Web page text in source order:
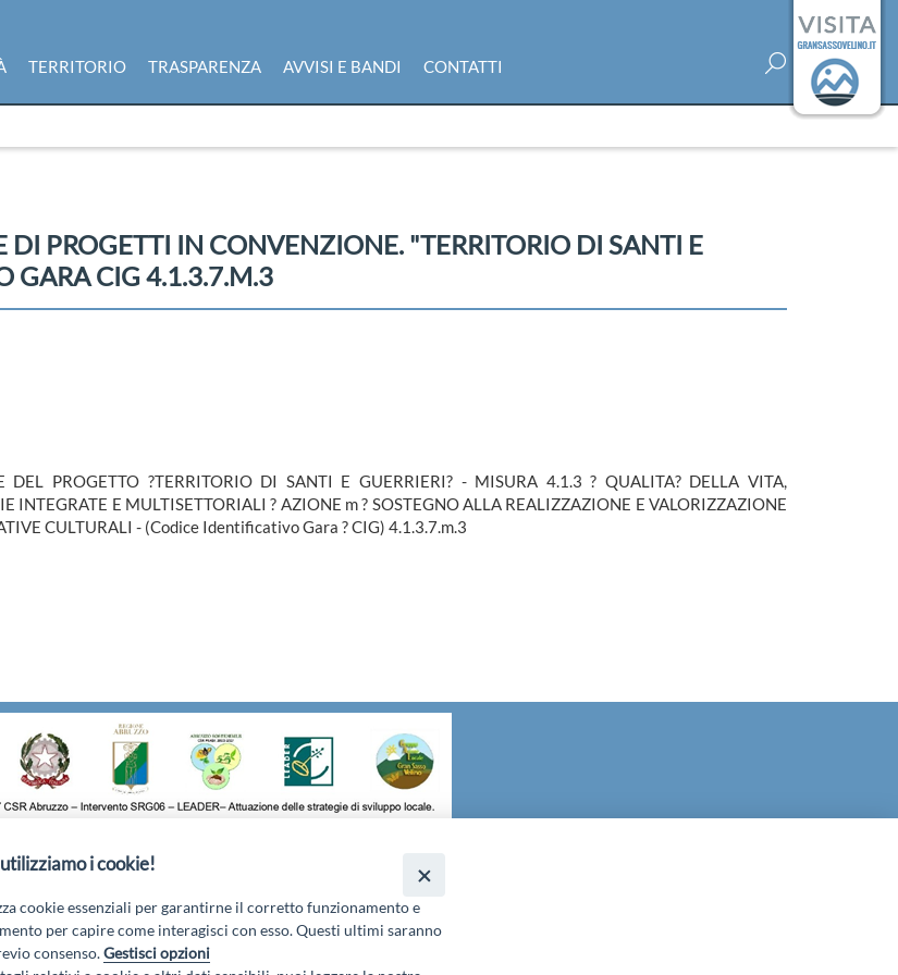
TERRITORIO TRASPARENZA AVVISI E BANDI CONTATTI
PROGETTI IN CONVENZIONE. "TERRITORIO DI SANTI E
GARA CIG 4.1.3.7.M.3
PROGETTO ?TERRITORIO DI SANTI E GUERRIERI? - MISURA 4.1.3 ? QUALITA? DELLA VITA,
INTEGRATE E MULTISETTORIALI ? AZIONE m ? SOSTEGNO ALLA REALIZZAZIONE E VALORIZZAZIONE
CULTURALI - (Codice Identificativo Gara ? CIG) 4.1.3.7.m.3
info@galgransassovelino.it- PEC:
Privacy Policy
i cookie!
cookie essenziali per garantirne il corretto funzionamento e
per capire come interagisci con esso. Questi ultimi saranno
consenso.Gestisci opzioni